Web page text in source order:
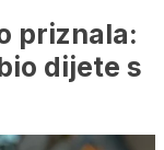
priznala:
dijete s